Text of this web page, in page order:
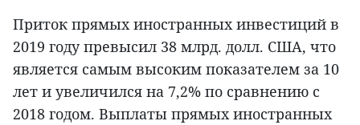
Приток прямых иностранных инвестиций в
2019 году превысил 38 млрд. долл. США, что
является самым высоким показателем за 10
лет и увеличился на 7,2% по сравнению с
2018 годом. Выплаты прямых иностранных